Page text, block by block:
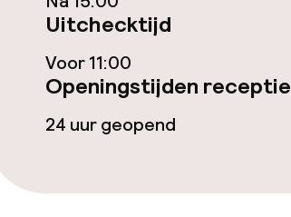
Dieetopties
Glutenvrije opties
Schoonmaakvoorzieningen
Uitchecktijd
Voor 11:00
Openingstijden receptie
24 uur geopend